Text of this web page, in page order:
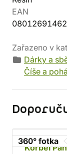
EAN
Zařazeno v
Dárky a
Číše a
360° fotka
Korbel